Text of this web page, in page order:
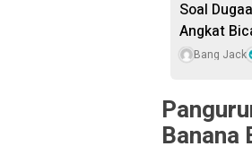
Soal
Angkat
Bang Jack
Banana